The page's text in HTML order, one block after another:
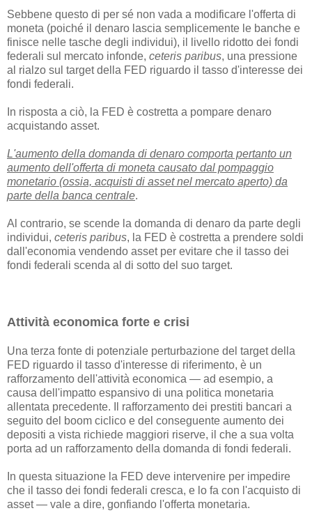
Sebbene questo di per sé non vada a modificare l'offerta di
moneta (poiché il denaro lascia semplicemente le banche e
finisce nelle tasche degli individui), il livello ridotto dei fondi
federali sul mercato infonde, ceteris paribus, una pressione
al rialzo sul target della FED riguardo il tasso d'interesse dei
fondi federali.
In risposta a ciò, la FED è costretta a pompare denaro
acquistando asset.
L'aumento della domanda di denaro comporta pertanto un
aumento dell'offerta di moneta causato dal pompaggio
monetario (ossia, acquisti di asset nel mercato aperto) da
parte della banca centrale.
Al contrario, se scende la domanda di denaro da parte degli
individui, ceteris paribus, la FED è costretta a prendere soldi
dall'economia vendendo asset per evitare che il tasso dei
fondi federali scenda al di sotto del suo target.
Attività economica forte e crisi
Una terza fonte di potenziale perturbazione del target della
FED riguardo il tasso d'interesse di riferimento, è un
rafforzamento dell'attività economica — ad esempio, a
causa dell'impatto espansivo di una politica monetaria
allentata precedente. Il rafforzamento dei prestiti bancari a
seguito del boom ciclico e del conseguente aumento dei
depositi a vista richiede maggiori riserve, il che a sua volta
porta ad un rafforzamento della domanda di fondi federali.
In questa situazione la FED deve intervenire per impedire
che il tasso dei fondi federali cresca, e lo fa con l'acquisto di
asset — vale a dire, gonfiando l'offerta monetaria.